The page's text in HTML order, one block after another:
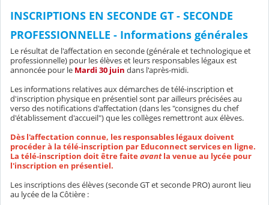
INSCRIPTIONS EN SECONDE GT - SECONDE
PROFESSIONNELLE - Informations générales
Le résultat de l'affectation en seconde (générale et technologique et
professionnelle) pour les élèves et leurs responsables légaux est
annoncée pour le Mardi 30 juin dans l'après-midi.
Les informations relatives aux démarches de télé-inscription et
d'inscription physique en présentiel sont par ailleurs précisées au
verso des notifications d'affectation (dans les "consignes du chef
d'établissement d'accueil") que les collèges remettront aux élèves.
Dès l'affectation connue, les responsables légaux doivent
procéder à la télé-inscription par Educonnect services en ligne.
La télé-inscription doit être faiteavantla venue au lycée pour
l'inscription en présentiel.
Les inscriptions des élèves (seconde GT et seconde PRO) auront lieu
au lycée de la Côtière :